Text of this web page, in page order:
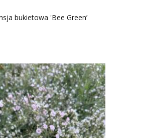
bukietowa 'Bee Green’